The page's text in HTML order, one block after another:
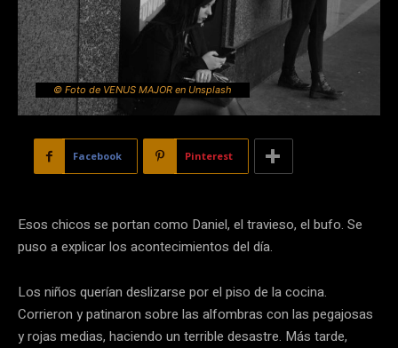
© Foto de VENUS MAJOR en Unsplash
Facebook Pinterest
Esos chicos se portan como Daniel, el travieso, el bufo. Se
puso a explicar los acontecimientos del día.
Los niños querían deslizarse por el piso de la cocina.
Corrieron y patinaron sobre las alfombras con las pegajosas
y rojas medias, haciendo un terrible desastre. Más tarde,